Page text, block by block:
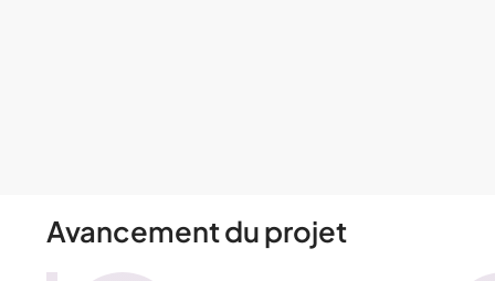
Avancement du projet​